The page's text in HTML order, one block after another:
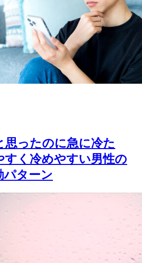
思ったのに急に冷た
く冷めやすい男性の
パターン